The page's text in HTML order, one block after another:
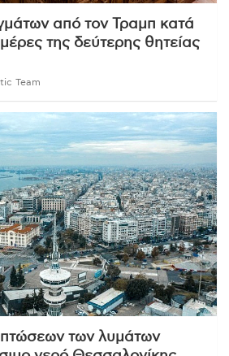
από τον Τραμπ κατά
της δεύτερης θητείας
Team
των λυμάτων